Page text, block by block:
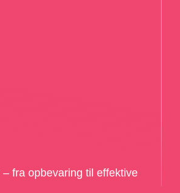
fra opbevaring til effektive